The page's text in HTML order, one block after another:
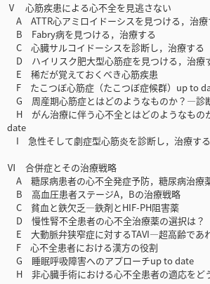
Ⅴ 心筋疾患による心不全を見逃さない
A ATTR心アミロイドーシスを見つける，治療
B Fabry病を見つける，治療する
C 心臓サルコイドーシスを診断し，治療する
D ハイリスク肥大型心筋症を見つける，治療
E 稀だが覚えておくべき心筋疾患
F たこつぼ心筋症（たこつぼ症候群）up to
G 周産期心筋症とはどのようなものか？―診
H がん治療に伴う心不全とはどのようなも
date
I 急性そして劇症型心筋炎を診断し，治療する
Ⅵ 合併症とその治療戦略
A 糖尿病患者の心不全発症予防，糖尿病治療
B 高血圧患者ステージA，Bの治療戦略
C 貧血と鉄欠乏―鉄剤とHIF-PH阻害薬
D 慢性腎不全患者の心不全治療薬の選択は？
E 大動脈弁狭窄症に対するTAVI―超高齢であ
F 心不全患者における漢方の役割
G 睡眠呼吸障害へのアプローチup to date
H 非心臓手術における心不全患者の適応をど